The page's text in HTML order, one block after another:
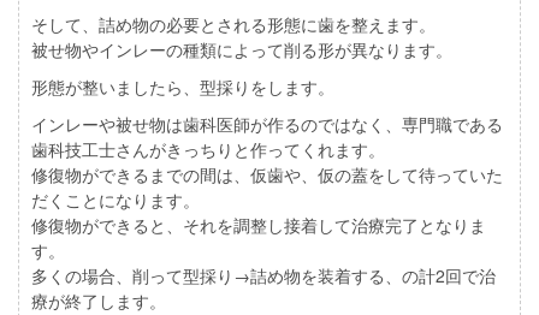
そして、詰め物の必要とされる形態に歯を整えます。
被せ物やインレーの種類によって削る形が異なります。
形態が整いましたら、型採りをします。
インレーや被せ物は歯科医師が作るのではなく、専門職である
歯科技工士さんがきっちりと作ってくれます。
修復物ができるまでの間は、仮歯や、仮の蓋をして待っていた
だくことになります。
修復物ができると、それを調整し接着して治療完了となりま
す。
多くの場合、削って型採り→詰め物を装着する、の計2回で治
療が終了します。